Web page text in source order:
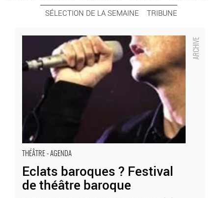
SÉLECTION DE LA SEMAINE
TRIBUNE
THÉÂTRE - AGENDA
Eclats baroques ? Festival
de théâtre baroque
Eclats baroques ? Festival de théâtre baroque
- Critique sortie Théâtre